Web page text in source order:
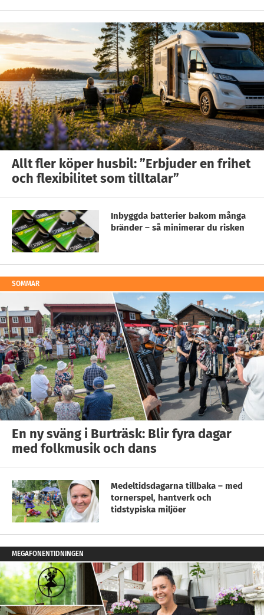
Allt fler köper husbil: ”Erbjuder en frihet
och flexibilitet som tilltalar”
Inbyggda batterier bakom många
bränder – så minimerar du risken
SOMMAR
En ny sväng i Burträsk: Blir fyra dagar
med folkmusik och dans
Medeltidsdagarna tillbaka – med
tornerspel, hantverk och
tidstypiska miljöer
MEGAFONENTIDNINGEN